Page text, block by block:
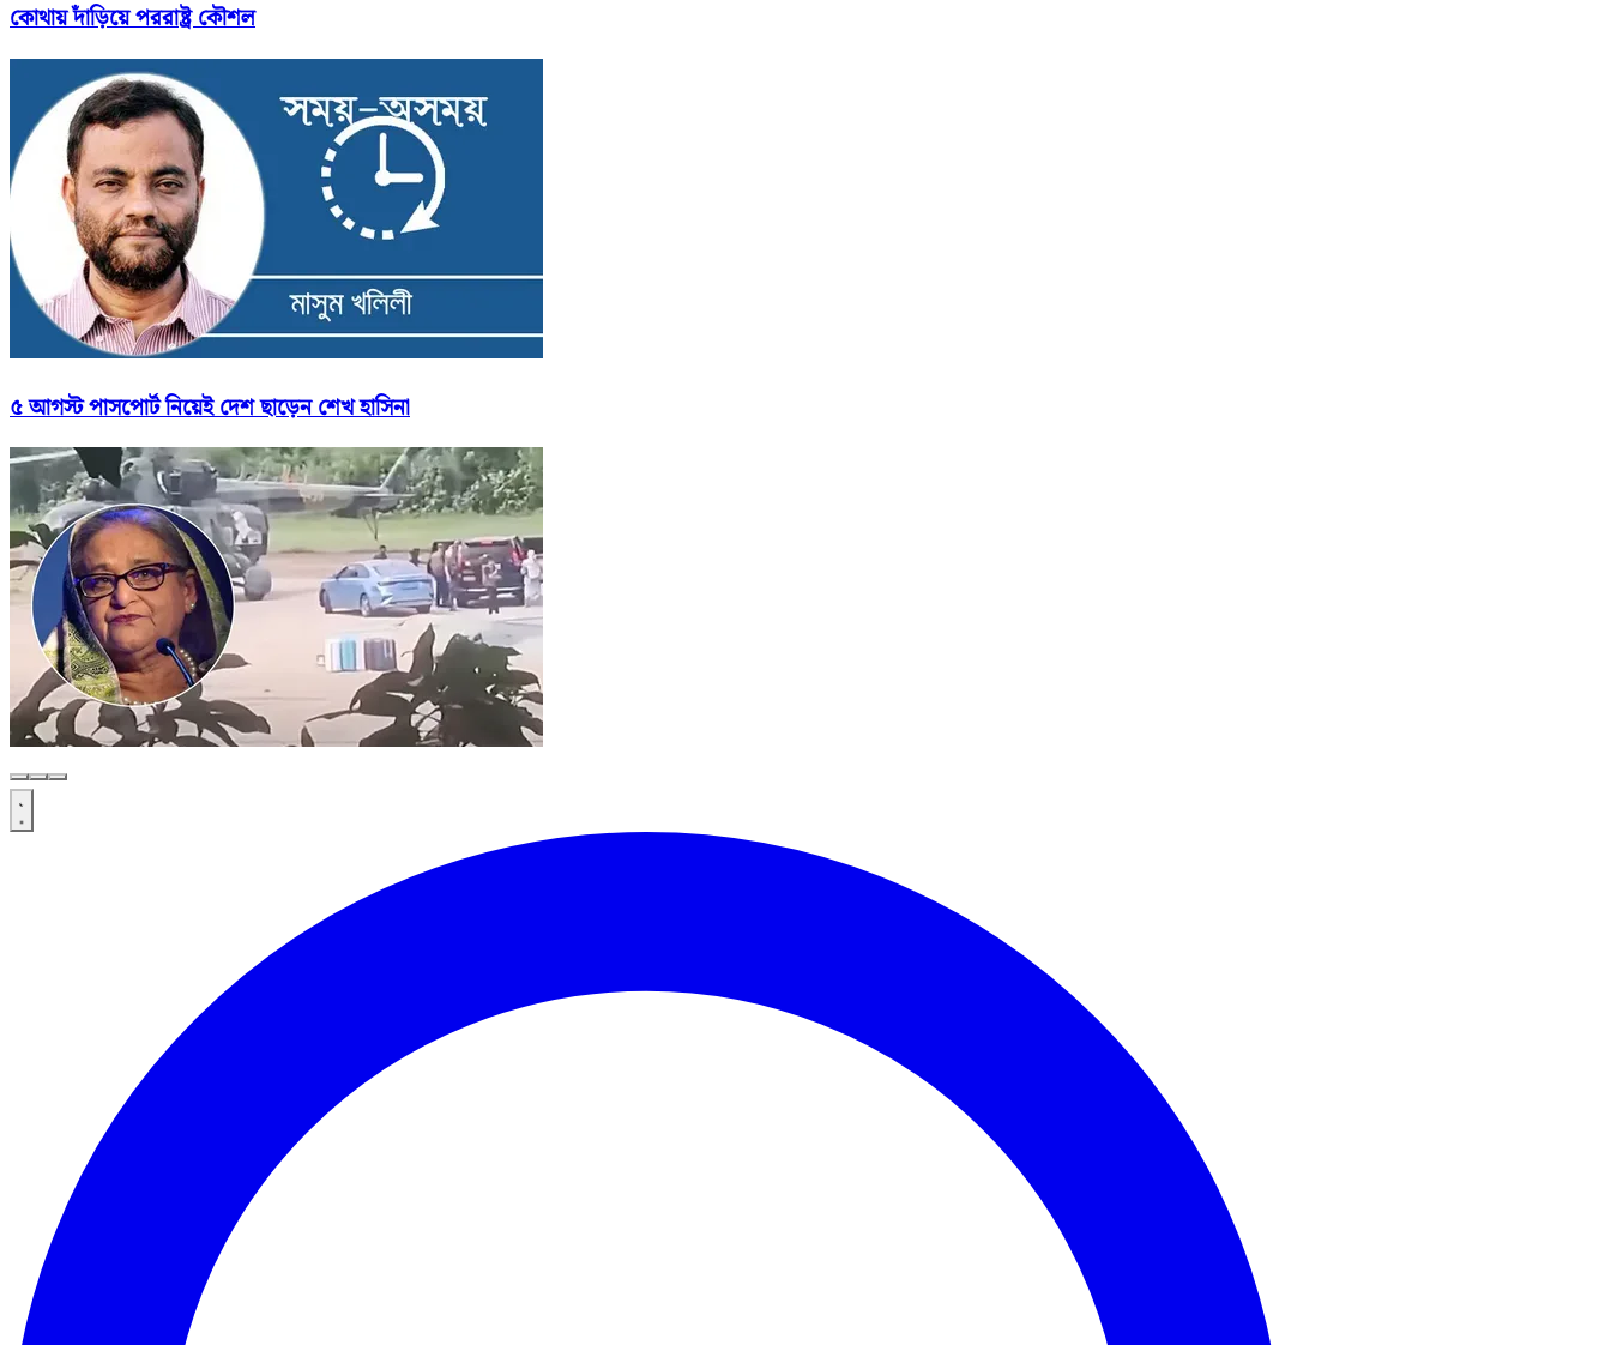
কোথায় দাঁড়িয়ে পররাষ্ট্র কৌশল
৫ আগস্ট পাসপোর্ট নিয়েই দেশ ছাড়েন শেখ হাসিনা